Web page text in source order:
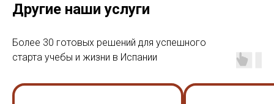
Другие наши услуги
Более 30 готовых решений для успешного
старта учебы и жизни в Испании